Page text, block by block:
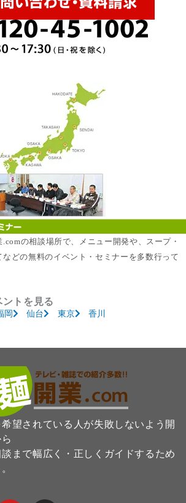
の相談場所で、メニュー開発や、スープ・
どの無料のイベント・セミナーを多数行って
トを見る
岡 仙台 東京 香川
望されている人が失敗しないよう開
まで幅広く・正しくガイドするため
Y I